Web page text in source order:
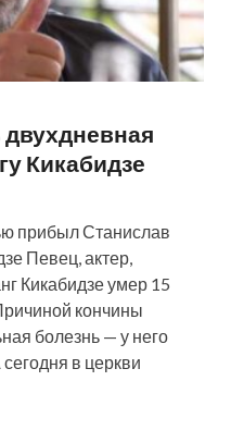
Кикабидзе
прибыл Станислав
Певец, актер,
Кикабидзе умер 15
кончины
болезнь — у него
в церкви